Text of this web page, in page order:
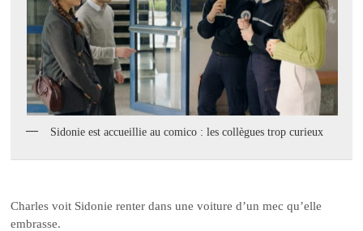
Sidonie est accueillie au comico : les collègues trop curieux
Charles voit Sidonie renter dans une voiture d’un mec qu’elle
embrasse.